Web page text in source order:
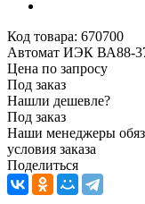
Код товара: 670700
Автомат ИЭК ВА88-
Цена по запросу
Под заказ
Нашли дешевле?
Под заказ
Наши менеджеры
условия заказа
Поделиться